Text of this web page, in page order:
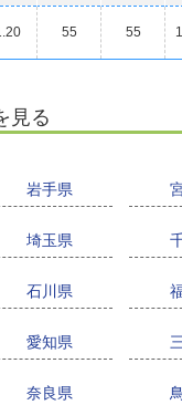
55 55
見る
岩手県
埼玉県
石川県
愛知県
奈良県